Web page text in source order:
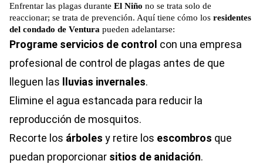
Enfrentar las plagas durante El Niño no se trata solo de
reaccionar; se trata de prevención. Aquí tiene cómo los residentes
del condado de Ventura pueden adelantarse:
Programe servicios de control con una empresa
profesional de control de plagas antes de que
lleguen las
lluvias invernales.
Elimine el agua estancada para reducir la
reproducción de mosquitos.
Recorte los árboles y retire los escombros que
puedan proporcionar sitios de anidación.